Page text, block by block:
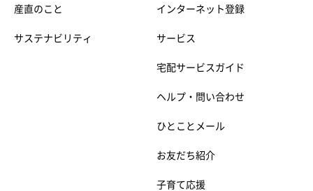
産直のこと
サステナビリティ
インターネット登録
サービス
宅配サービスガイド
ヘルプ・問い合わせ
ひとことメール
お友だち紹介
子育て応援